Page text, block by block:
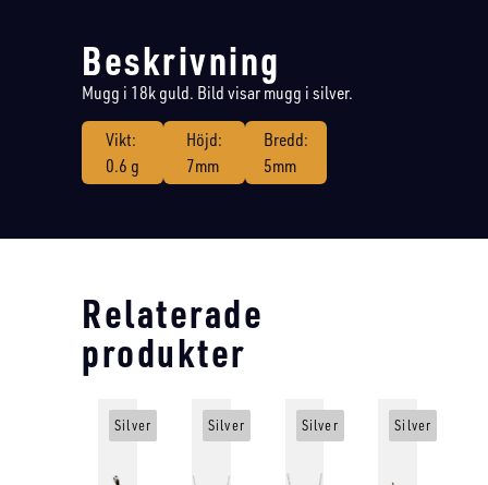
Beskrivning
Mugg i 18k guld. Bild visar mugg i silver.
Vikt:
0.6 g
Höjd:
7mm
Bredd:
5mm
Relaterade
produkter
Silver Silver Silver Silver